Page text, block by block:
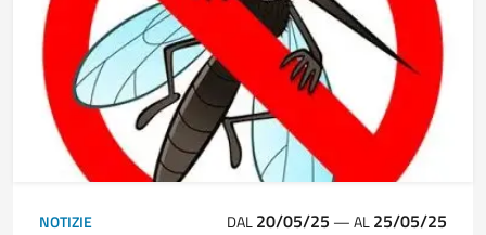
NOTIZIE DAL20/05/25 —AL25/05/25